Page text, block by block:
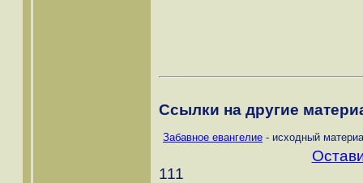
Ссылки на другие
Забавное евангелие - исходный
111